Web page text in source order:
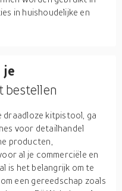
in huishoudelijke en
je
bestellen
draadloze kitpistool, ga
voor detailhandel
producten,
al je commerciële en
is het belangrijk om te
een gereedschap zoals